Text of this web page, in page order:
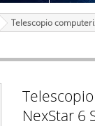
Telescopio
NexStar 6